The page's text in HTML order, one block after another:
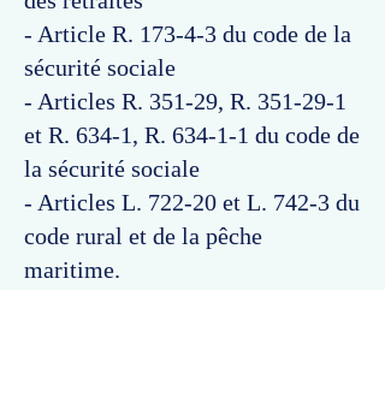
- Article R. 173-4-3 du code de la
sécurité sociale
- Articles R. 351-29, R. 351-29-1
et R. 634-1, R. 634-1-1 du code de
la sécurité sociale
- Articles L. 722-20 et L. 742-3 du
code rural et de la pêche
maritime.